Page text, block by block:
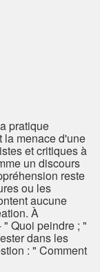
pratique
la menace d'une
et critiques à
un discours
reste
ou les
aucune
À
Quoi peindre ; "
dans les
: " Comment